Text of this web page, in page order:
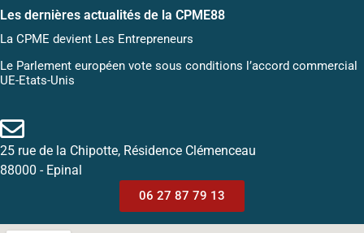
Les dernières actualités de la CPME88
La CPME devient Les Entrepreneurs
Le Parlement européen vote sous conditions l’accord commercial
UE-Etats-Unis
25 rue de la Chipotte, Résidence Clémenceau
88000 - Epinal
06 27 87 79 13